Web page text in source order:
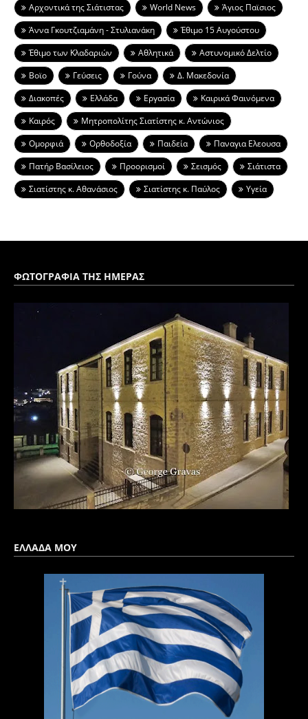
Aρχοντικά της Σιάτιστας World News
Άγιος Παϊσιος
Άννα Γκουτζιαμάνη - Στυλιανάκη
Έθιμο 15 Αυγούστου
Έθιμο των Κλαδαριών
Αθλητικά
Αστυνομικό Δελτίο
Βοϊο
Γεύσεις Γούνα
Δ. Μακεδονία
Διακοπές
Ελλάδα Εργασία
Καιρικά Φαινόμενα
Καιρός
Μητροπολίτης Σιατίστης κ. Αντώνιος
Ομορφιά
Ορθοδοξία Παιδεία
Παναγια Ελεουσα
Πατήρ Βασίλειος
Προορισμοί Σεισμός
Σιάτιστα
Σιατίστης κ. Αθανάσιος
Σιατίστης κ. Παύλος Υγεία
ΦΩΤΟΓΡΑΦΙΑ ΤΗΣ ΗΜΕΡΑΣ
ΕΛΛΑΔΑ ΜΟΥ